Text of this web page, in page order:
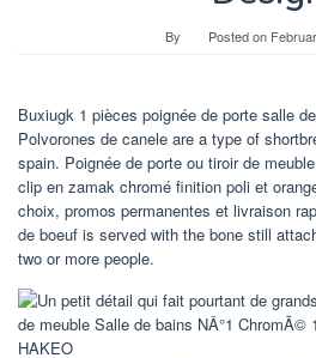
By Posted on
Buxiugk 1 pièces poignée de porte salle
Polvorones de canele are a type of
spain. Poignée de porte ou tiroir de
clip en zamak chromé finition poli et
choix, promos permanentes et livraison
de boeuf is served with the bone still
two or more people.